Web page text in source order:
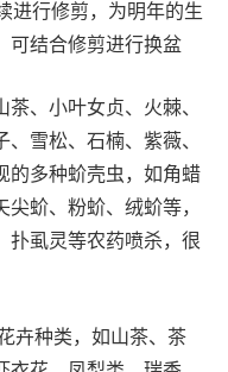
进行修剪，为明年的生
可结合修剪进行换盆
、小叶女贞、火棘、
雪松、石楠、紫薇、
的多种蚧壳虫，如角蜡
蚧、粉蚧、绒蚧等，
扑虱灵等农药喷杀，很
卉种类，如山茶、茶